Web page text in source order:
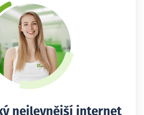
nejlevnější internet